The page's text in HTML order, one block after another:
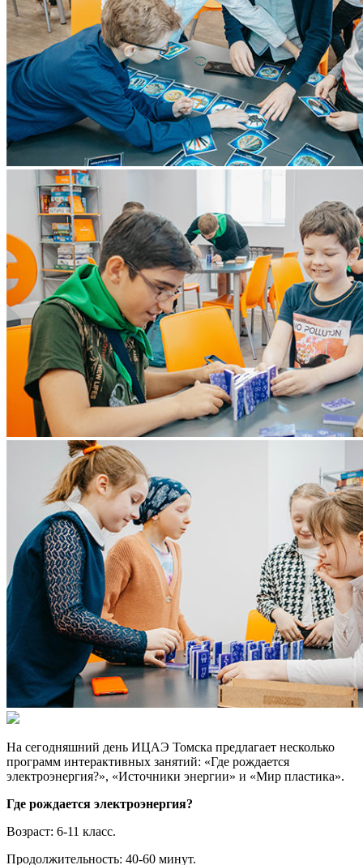
На сегодняшний день ИЦАЭ Томска предлагает несколько
программ интерактивных занятий: «Где рождается
электроэнергия?», «Источники энергии» и «Мир пластика».
Где рождается электроэнергия?
Возраст: 6-11 класс.
Продолжительность: 40-60 минут.